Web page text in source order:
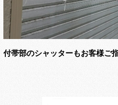
付帯部のシャッターもお客様ご